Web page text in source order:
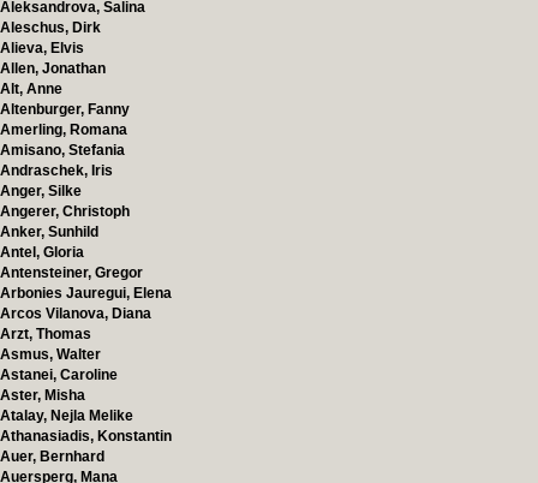
Aleksandrova, Salina
Aleschus, Dirk
Alieva, Elvis
Allen, Jonathan
Alt, Anne
Altenburger, Fanny
Amerling, Romana
Amisano, Stefania
Andraschek, Iris
Anger, Silke
Angerer, Christoph
Anker, Sunhild
Antel, Gloria
Antensteiner, Gregor
Arbonies Jauregui, Elena
Arcos Vilanova, Diana
Arzt, Thomas
Asmus, Walter
Astanei, Caroline
Aster, Misha
Atalay, Nejla Melike
Athanasiadis, Konstantin
Auer, Bernhard
Auersperg, Mana